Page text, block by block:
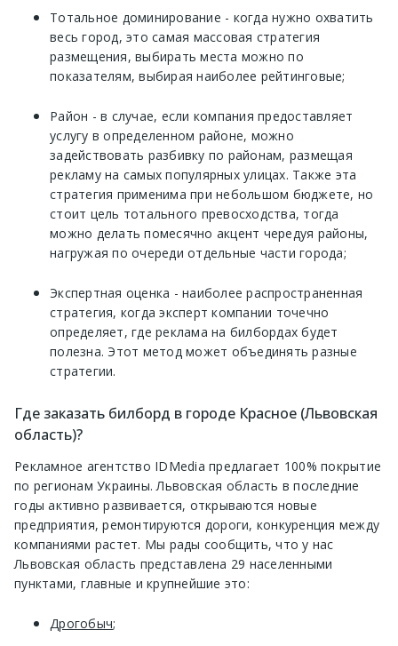
Тотальное доминирование - когда нужно охватить
весь город, это самая массовая стратегия
размещения, выбирать места можно по
показателям, выбирая наиболее рейтинговые;
Район - в случае, если компания предоставляет
услугу в определенном районе, можно
задействовать разбивку по районам, размещая
рекламу на самых популярных улицах. Также эта
стратегия применима при небольшом бюджете, но
стоит цель тотального превосходства, тогда
можно делать помесячно акцент чередуя районы,
нагружая по очереди отдельные части города;
Экспертная оценка - наиболее распространенная
стратегия, когда эксперт компании точечно
определяет, где реклама на билбордах будет
полезна. Этот метод может объединять разные
стратегии.
Где заказать билборд в городе Красное (Львовская
область)?
Рекламное агентство IDMedia предлагает 100% покрытие
по регионам Украины. Львовская область в последние
годы активно развивается, открываются новые
предприятия, ремонтируются дороги, конкуренция между
компаниями растет. Мы рады сообщить, что у нас
Львовская область представлена 29 населенными
пунктами, главные и крупнейшие это:
Дрогобыч;